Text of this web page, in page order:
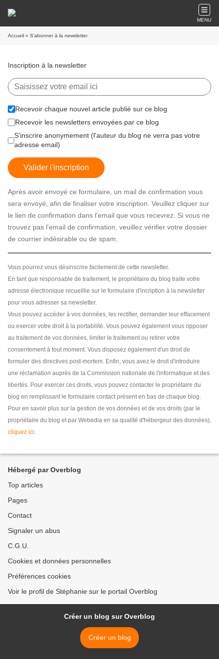
MENU
Accueil » S'abonner à la newsletter
Inscription à la newsletter
Recevoir chaque nouvel article publié sur ce blog
Recevoir les newsletters envoyées par ce blog
S'inscrire anonymement (l'auteur du blog ne verra pas votre
adresse email)
Valider l'inscription
Après avoir envoyé ce formulaire, un mail de confirmation vous
sera envoyé, afin de finaliser votre inscription. Veuillez cliquer sur
le lien de confirmation dans l'email que vous recevrez. Si vous ne
trouvez pas l'email de confirmation, veuillez vérifier votre dossier
de courrier indésirable ou de spam.
Vous pourrez vous désinscrire facilement de cette newsletter.
En tant que responsable de traitement, le propriétaire du blog traite votre
adresse électronique recueillie sur le formulaire d'incription à la newsletter
pour vous adresser sa newsletter.
Vous pouvez accéder à vos données, les rectifier, demander leur effacement
ou exercer votre droit à la portabilité. Vous pouvez également vous opposer
au traitement de vos données, limiter le traitement ou retirer votre
consentement à tout moment. Vous disposez également d'un droit de
formuler des directives post-mortem. Enfin, vous avez le droit d'introduire
une réclamation auprès de la Commission nationale de l'informatique et des
libertés. Pour exercer ces droits, vous pouvez contacter le propriétaire du
blog en remplissant le formulaire contact présent en bas de chaque blog.
Pour en savoir plus sur la gestion de vos données et de vos droits (par le
propriétaire du blog et par Webedia en sa qualité d'hébergeur des données),
cliquez ici.
Hébergé par Overblog
Top articles
Pages
Contact
Signaler un abus
C.G.U.
Cookies et données personnelles
Préférences cookies
Voir le profil de Stéphanie sur le portail Overblog
Créer un blog sur Overblog
Créer un blog